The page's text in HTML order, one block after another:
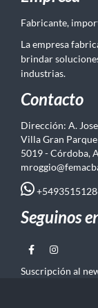
Fabricante,
La empresa
brindar
industrias.
Contacto
Dirección: A.
Villa Gran Parque
5019 - Córdoba,
Seguinos
Suscripción al